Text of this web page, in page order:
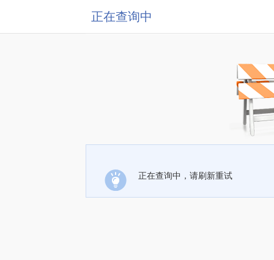
正在查询中
正在查询中，请刷新重试